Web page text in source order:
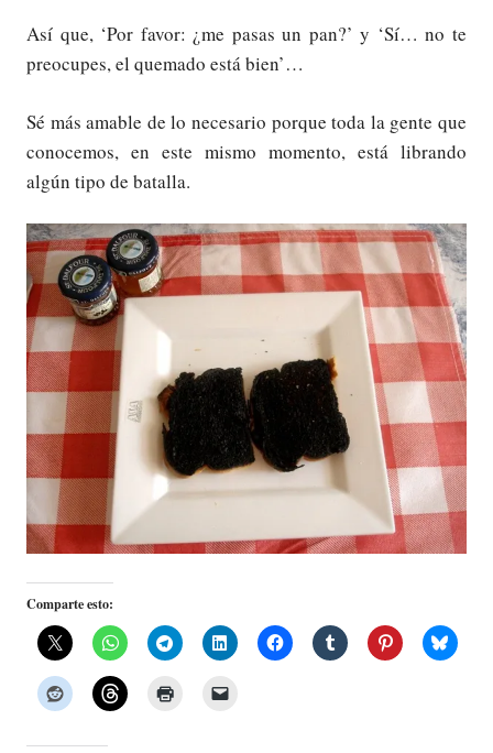
Así que, ‘Por favor: ¿me pasas un pan?’ y ‘Sí… no te
preocupes, el quemado está bien’…
Sé más amable de lo necesario porque toda la gente que
conocemos, en este mismo momento, está librando
algún tipo de batalla.
Comparte esto: